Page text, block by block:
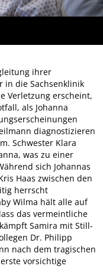
ihrer
in die Sachsenklinik
Verletzung erscheint,
als Johanna
diagnostizieren
Schwester Klara
was zu einer
sich Johannas
Haas zwischen den
herrscht
Wilma hält alle auf
das vermeintliche
Samira mit Still-
Dr. Philipp
nach dem tragischen
vorsichtige